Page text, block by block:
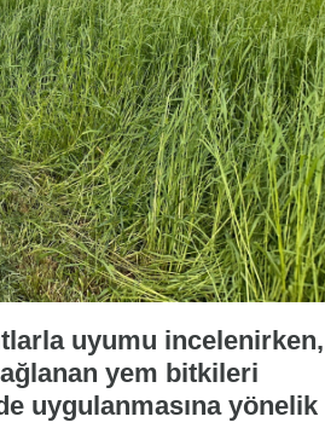
uyumu incelenirken,
yem bitkileri
uygulanmasına yönelik